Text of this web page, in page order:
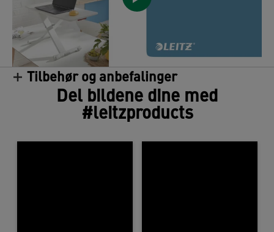
/
Tilbehør og anbefalinger
Del bildene dine med
#leitzproducts